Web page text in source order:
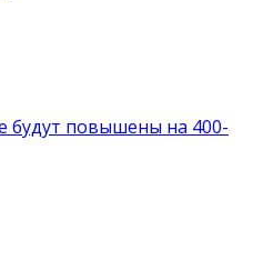
будут повышены на 400-